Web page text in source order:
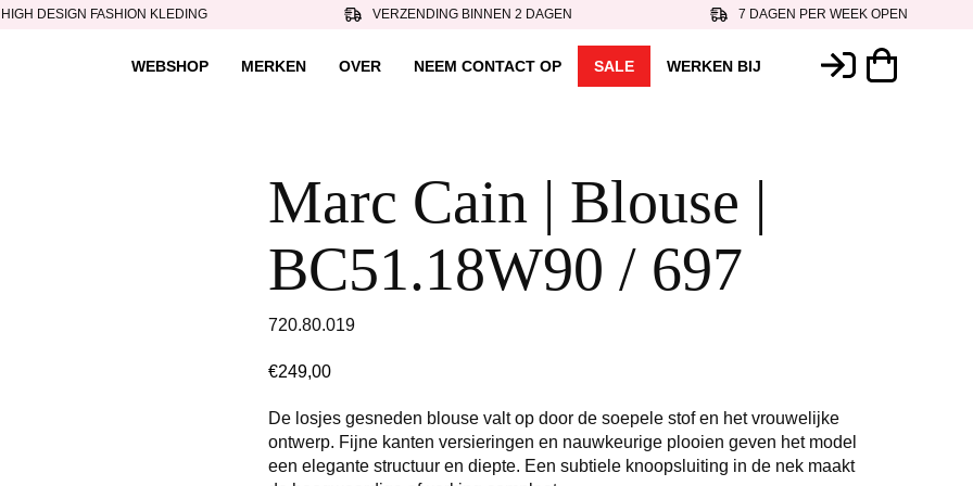
HIGH DESIGN FASHION KLEDING VERZENDING BINNEN 2 DAGEN 7 DAGEN PER WEEK OPEN
WEBSHOP MERKEN OVER NEEM CONTACT OP SALE WERKEN BIJ
Marc Cain | Blouse |
BC51.18W90 / 697
720.80.019
€249,00
De losjes gesneden blouse valt op door de soepele stof en het vrouwelijke
ontwerp. Fijne kanten versieringen en nauwkeurige plooien geven het model
een elegante structuur en diepte. Een subtiele knoopsluiting in de nek maakt